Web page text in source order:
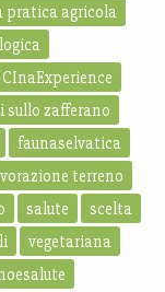
pratica agricola
CInaExperience
sullo zafferano
faunaselvatica
terreno
salute
scelta
vegetariana